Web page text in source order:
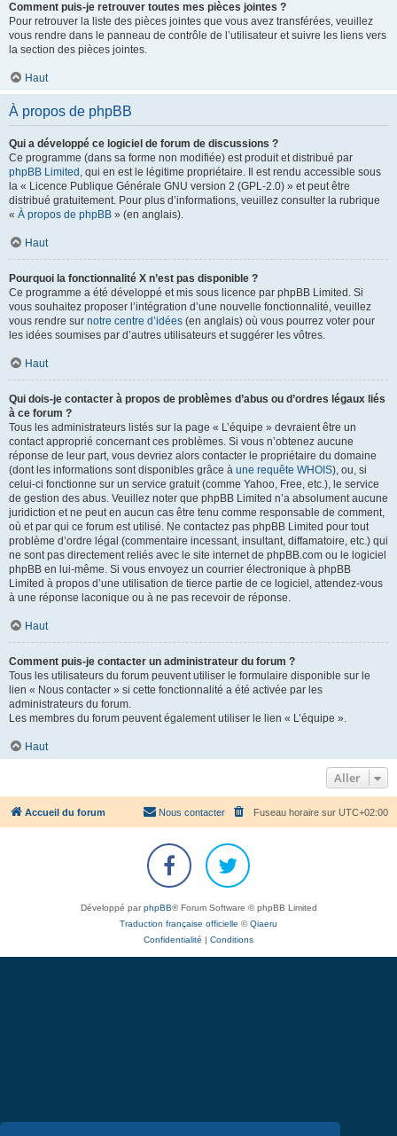
Comment puis-je retrouver toutes mes pièces jointes ?
Pour retrouver la liste des pièces jointes que vous avez transférées, veuillez
vous rendre dans le panneau de contrôle de l’utilisateur et suivre les liens vers
la section des pièces jointes.
Haut
À propos de phpBB
Qui a développé ce logiciel de forum de discussions ?
Ce programme (dans sa forme non modifiée) est produit et distribué par
phpBB Limited , qui en est le légitime propriétaire. Il est rendu accessible sous
la « Licence Publique Générale GNU version 2 (GPL-2.0) » et peut être
distribué gratuitement. Pour plus d’informations, veuillez consulter la rubrique
« À propos de phpBB » (en anglais).
Haut
Pourquoi la fonctionnalité X n’est pas disponible ?
Ce programme a été développé et mis sous licence par phpBB Limited. Si
vous souhaitez proposer l’intégration d’une nouvelle fonctionnalité, veuillez
vous rendre sur notre centre d’idées (en anglais) où vous pourrez voter pour
les idées soumises par d’autres utilisateurs et suggérer les vôtres.
Haut
Qui dois-je contacter à propos de problèmes d’abus ou d’ordres légaux liés
à ce forum ?
Tous les administrateurs listés sur la page « L’équipe » devraient être un
contact approprié concernant ces problèmes. Si vous n’obtenez aucune
réponse de leur part, vous devriez alors contacter le propriétaire du domaine
(dont les informations sont disponibles grâce à une requête WHOIS), ou, si
celui-ci fonctionne sur un service gratuit (comme Yahoo, Free, etc.), le service
de gestion des abus. Veuillez noter que phpBB Limited n’a absolument aucune
juridiction et ne peut en aucun cas être tenu comme responsable de comment,
où et par qui ce forum est utilisé. Ne contactez pas phpBB Limited pour tout
problème d’ordre légal (commentaire incessant, insultant, diffamatoire, etc.) qui
ne sont pas directement reliés avec le site internet de phpBB.com ou le logiciel
phpBB en lui-même. Si vous envoyez un courrier électronique à phpBB
Limited à propos d’une utilisation de tierce partie de ce logiciel, attendez-vous
à une réponse laconique ou à ne pas recevoir de réponse.
Haut
Comment puis-je contacter un administrateur du forum ?
Tous les utilisateurs du forum peuvent utiliser le formulaire disponible sur le
lien « Nous contacter » si cette fonctionnalité a été activée par les
administrateurs du forum.
Les membres du forum peuvent également utiliser le lien « L’équipe ».
Haut
Aller
Accueil du forum Fuseau horaire sur UTC+02:00
Nous contacter
Développé parphpBB® Forum Software © phpBB Limited
Traduction française officielle ©Qiaeru
Confidentialité
Conditions